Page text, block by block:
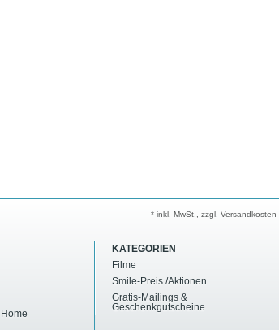
* inkl. MwSt., zzgl. Versandkosten
KATEGORIEN
Filme
Smile-Preis /Aktionen
Gratis-Mailings &
Geschenkgutscheine